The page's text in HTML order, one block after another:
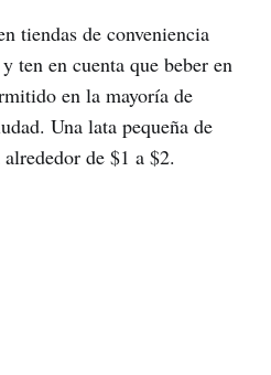
tiendas de conveniencia
ten en cuenta que beber en
en la mayoría de
Una lata pequeña de
de $1 a $2.